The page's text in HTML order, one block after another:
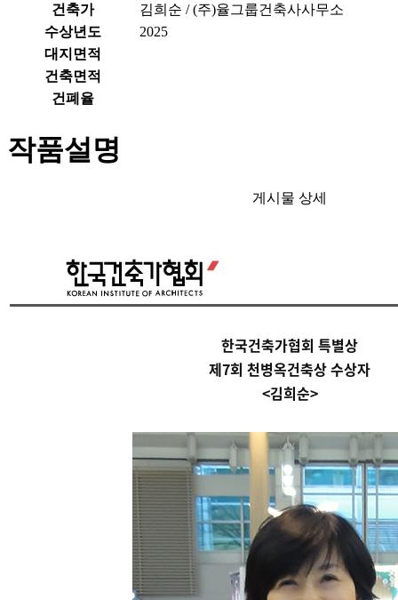
건축가
김희순 / (주)율그룹건축사사무소
수상년도
2025
대지면적
건축면적
건폐율
작품설명
게시물 상세
한국건축가협회 특별상
제7회 천병옥건축상 수상자
<김희순>